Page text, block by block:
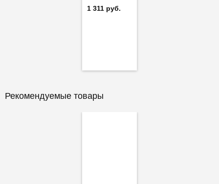
в базу 600/900
ДСП16 белый
1 311 руб.
Рекомендуемые товары